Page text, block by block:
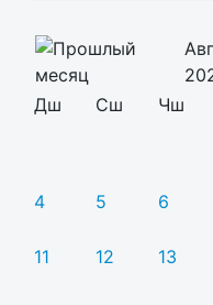
Дш
Сш Чш
4 5 6
11 12 13